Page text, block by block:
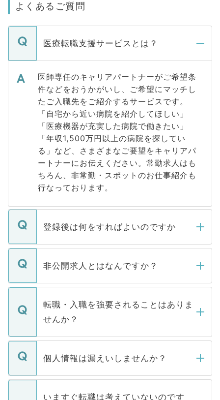
よくあるご質問
医療転職支援サービスとは？
医師専任のキャリアパートナーがご希望条
件などをおうかがいし、ご希望にマッチし
たご入職先をご紹介するサービスです。
「自宅から近い病院を紹介してほしい」
「医療機器が充実した病院で働きたい」
「年収1,500万円以上の病院を探してい
る」など、さまざまなご要望をキャリアパ
ートナーにお伝えください。常勤求人はも
ちろん、非常勤・スポットのお仕事紹介も
行なっております。
登録後は何をすればよいのですか
ご登録いただきましたら、弊社担当者がご
登録内容を確認し、その後メールもしくは
ます。通常、5営業日以内にはご連絡をせて
いただきますので、しばらくお待ちくださ
非公開求人とはなんですか？
マイナビDOCTORで取り扱っている求人の
うち約3割は、Webサイトからご覧いただ
けない「非公開求人」です。非公開求人は
下記の理由によって、一般には公開してい
ません。
■応募殺到を避けるため 人気のある医療機
関を公にしてしまうと、応募が殺到する場
転職・入職を強要されることはありま
せんか？
転職・入職を強要することは一切ありませ
ん。また、仮に応募先から内定をいただい
定を承諾する必要はありません。内定先へ
の辞退の連絡はキャリアパートナーが行い
個人情報は漏えいしませんか？
個人情報が漏えいすることはありませんの
で、ご安心ください。当サイトからの登録
いますぐ転職は考えていないのです